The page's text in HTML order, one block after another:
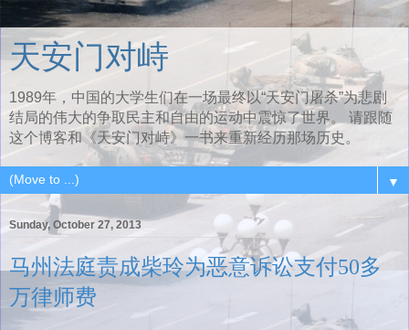
天安门对峙
1989年，中国的大学生们在一场最终以“天安门屠杀”为悲剧
结局的伟大的争取民主和自由的运动中震惊了世界。 请跟随
这个博客和《天安门对峙》一书来重新经历那场历史。
▼
Sunday, October 27, 2013
马州法庭责成柴玲为恶意诉讼支付50多
万律师费